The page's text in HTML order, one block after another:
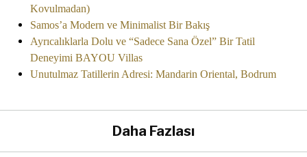
Kovulmadan)
Samos’a Modern ve Minimalist Bir Bakış
Ayrıcalıklarla Dolu ve “Sadece Sana Özel” Bir Tatil
Deneyimi BAYOU Villas
Unutulmaz Tatillerin Adresi: Mandarin Oriental, Bodrum
Daha Fazlası